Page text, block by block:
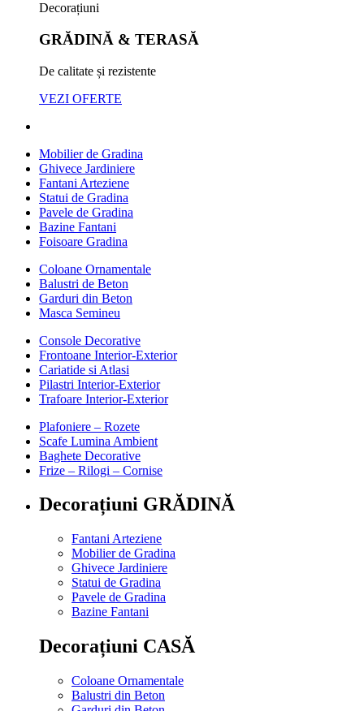
Decorațiuni
GRĂDINĂ & TERASĂ
De calitate și rezistente
VEZI OFERTE
Mobilier de Gradina
Ghivece Jardiniere
Fantani Arteziene
Statui de Gradina
Pavele de Gradina
Bazine Fantani
Foisoare Gradina
Coloane Ornamentale
Balustri de Beton
Garduri din Beton
Masca Semineu
Console Decorative
Frontoane Interior-Exterior
Cariatide si Atlasi
Pilastri Interior-Exterior
Trafoare Interior-Exterior
Plafoniere – Rozete
Scafe Lumina Ambient
Baghete Decorative
Frize – Rilogi – Cornise
Decorațiuni GRĂDINĂ
Fantani Arteziene
Mobilier de Gradina
Ghivece Jardiniere
Statui de Gradina
Pavele de Gradina
Bazine Fantani
Decorațiuni CASĂ
Coloane Ornamentale
Balustri din Beton